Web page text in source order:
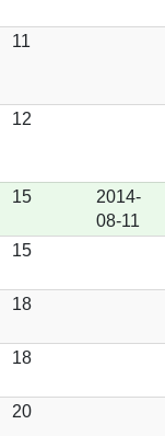
11
12
15
2014-
08-11
15
18
18
20